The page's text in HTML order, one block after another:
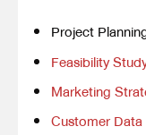
Project
Feasibility
Marketing
Customer